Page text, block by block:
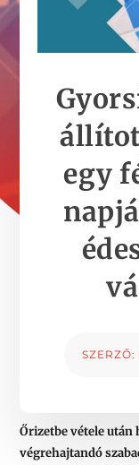
egy
SZERZŐ:
Őrizetbe vétele
végrehajtandó